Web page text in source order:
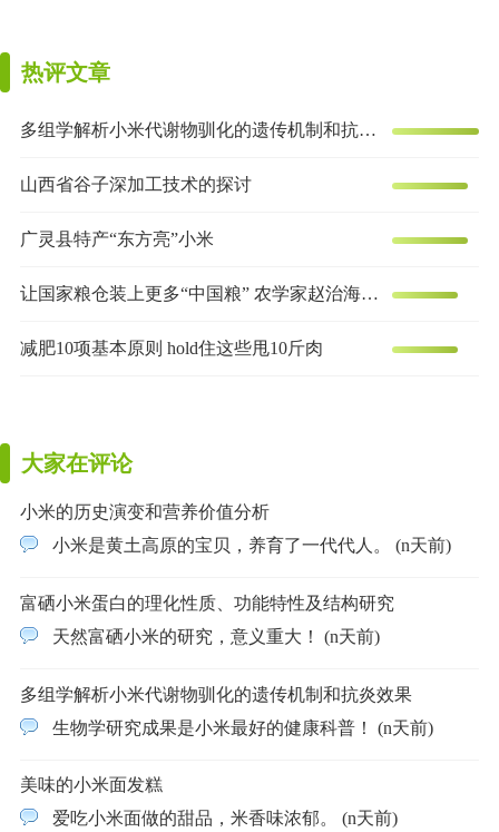
热评文章
多组学解析小米代谢物驯化的遗传机制和抗炎效果
山西省谷子深加工技术的探讨
广灵县特产“东方亮”小米
让国家粮仓装上更多“中国粮” 农学家赵治海的谷子梦
减肥10项基本原则 hold住这些甩10斤肉
大家在评论
小米的历史演变和营养价值分析
小米是黄土高原的宝贝，养育了一代代人。 (n天前)
富硒小米蛋白的理化性质、功能特性及结构研究
天然富硒小米的研究，意义重大！ (n天前)
多组学解析小米代谢物驯化的遗传机制和抗炎效果
生物学研究成果是小米最好的健康科普！ (n天前)
美味的小米面发糕
爱吃小米面做的甜品，米香味浓郁。 (n天前)